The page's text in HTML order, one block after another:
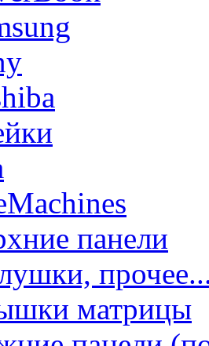
панели
матрицы